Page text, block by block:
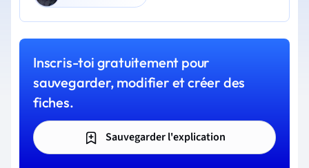
Inscris-toi gratuitement pour
sauvegarder, modifier et créer des
fiches.
Sauvegarder l'explication